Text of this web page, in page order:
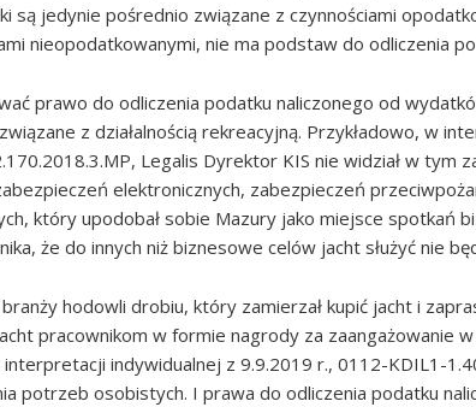
są jedynie pośrednio związane z czynnościami
nieopodatkowanymi, nie ma podstaw do odliczenia
prawo do odliczenia podatku naliczonego od
z działalnością rekreacyjną. Przykładowo, w
Legalis Dyrektor KIS nie widział w tym
elektronicznych, zabezpieczeń
który upodobał sobie Mazury jako miejsce spotkań
że do innych niż biznesowe celów jacht służyć nie
hodowli drobiu, który zamierzał kupić jacht i
pracownikom w formie nagrody za zaangażowanie
indywidualnej z 9.9.2019 r., 0112-KDIL1-
potrzeb osobistych. I prawa do odliczenia podatku